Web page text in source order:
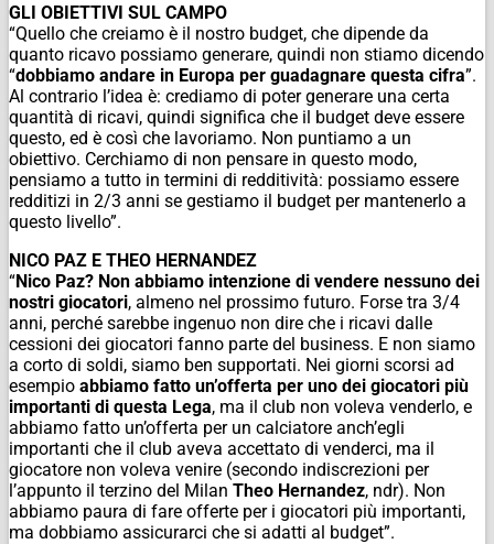
GLI OBIETTIVI SUL CAMPO
“Quello che creiamo è il nostro budget, che dipende da
quanto ricavo possiamo generare, quindi non stiamo dicendo
“dobbiamo andare in Europa per guadagnare questa cifra”.
Al contrario l’idea è: crediamo di poter generare una certa
quantità di ricavi, quindi significa che il budget deve essere
questo, ed è così che lavoriamo. Non puntiamo a un
obiettivo. Cerchiamo di non pensare in questo modo,
pensiamo a tutto in termini di redditività: possiamo essere
redditizi in 2/3 anni se gestiamo il budget per mantenerlo a
questo livello”.
NICO PAZ E THEO HERNANDEZ
“Nico Paz? Non abbiamo intenzione di vendere nessuno dei
nostri giocatori, almeno nel prossimo futuro. Forse tra 3/4
anni, perché sarebbe ingenuo non dire che i ricavi dalle
cessioni dei giocatori fanno parte del business. E non siamo
a corto di soldi, siamo ben supportati. Nei giorni scorsi ad
esempio abbiamo fatto un’offerta per uno dei giocatori più
importanti di questa Lega, ma il club non voleva venderlo, e
abbiamo fatto un’offerta per un calciatore anch’egli
importanti che il club aveva accettato di venderci, ma il
giocatore non voleva venire (secondo indiscrezioni per
l’appunto il terzino del Milan Theo Hernandez, ndr). Non
abbiamo paura di fare offerte per i giocatori più importanti,
ma dobbiamo assicurarci che si adatti al budget”.